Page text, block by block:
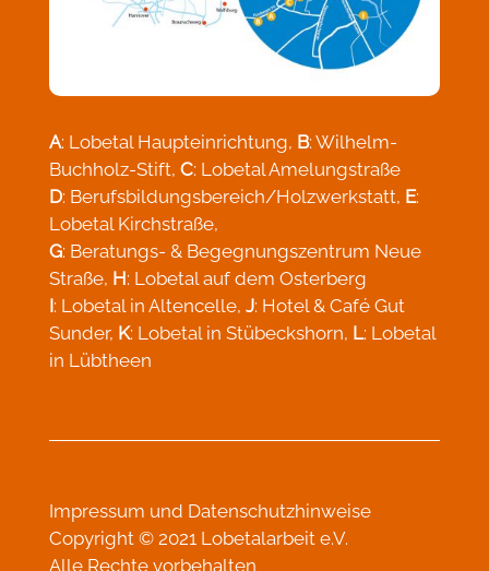
A: Lobetal Haupteinrichtung, B: Wilhelm-
Buchholz-Stift, C: Lobetal Amelungstraße
D: Berufsbildungsbereich/Holzwerkstatt, E:
Lobetal Kirchstraße,
G: Beratungs- & Begegnungszentrum Neue
Straße, H: Lobetal auf dem Osterberg
I: Lobetal in Altencelle, J: Hotel & Café Gut
Sunder, K: Lobetal in Stübeckshorn, L: Lobetal
in Lübtheen
Impressum und Datenschutzhinweise
Copyright © 2021 Lobetalarbeit e.V.
Alle Rechte vorbehalten